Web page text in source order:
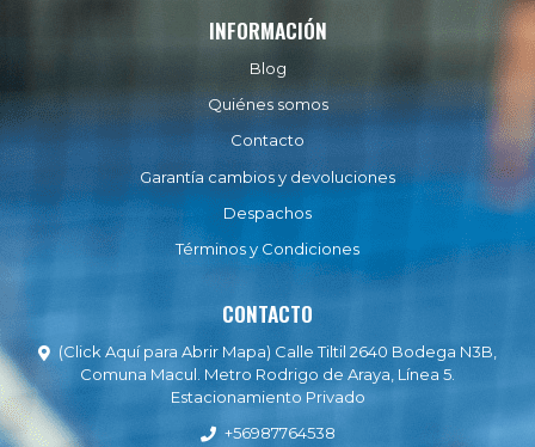
INFORMACIÓN
Blog
Quiénes somos
Contacto
Garantía cambios y devoluciones
Despachos
Términos y Condiciones
CONTACTO
(Click Aquí para Abrir Mapa) Calle Tiltil 2640 Bodega N3B,
Comuna Macul. Metro Rodrigo de Araya, Línea 5.
Estacionamiento Privado
+56987764538